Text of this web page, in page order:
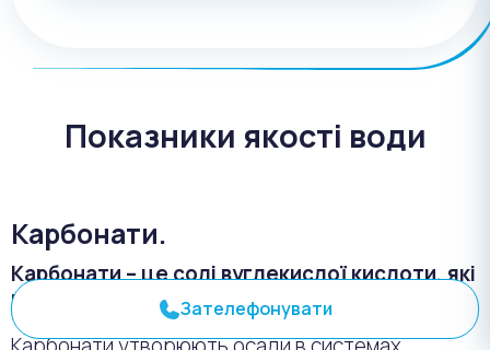
Показники якості води
Карбонати.
Карбонати – це солі вуглекислої кислоти, які
можуть бути присутні в воді.
Зателефонувати